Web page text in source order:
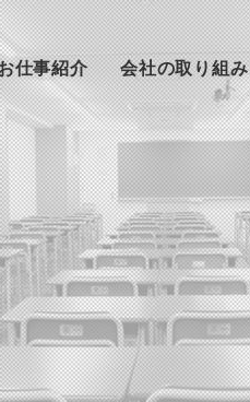
仕事紹介 会社の取り組み